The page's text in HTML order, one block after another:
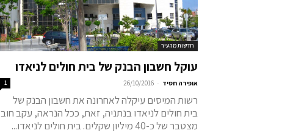
חדשות מהעיר
עוקל חשבון הבנק של בית חולים לניאדו
אופירה חסיד -
26/10/2016
1
רשות המיסים עיקלה לאחרונה את חשבון הבנק של
בית חולים לניאדו בנתניה, זאת, ככל הנראה, עקב חוב
מצטבר של כ-40 מיליון שקלים. בית חולים לניאדו...